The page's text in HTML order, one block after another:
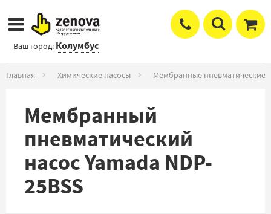
Ваш город: Колумбус
Главная Химические насосы Мембранные пневматические
Мембранный
пневматический
насос Yamada NDP-
25BSS